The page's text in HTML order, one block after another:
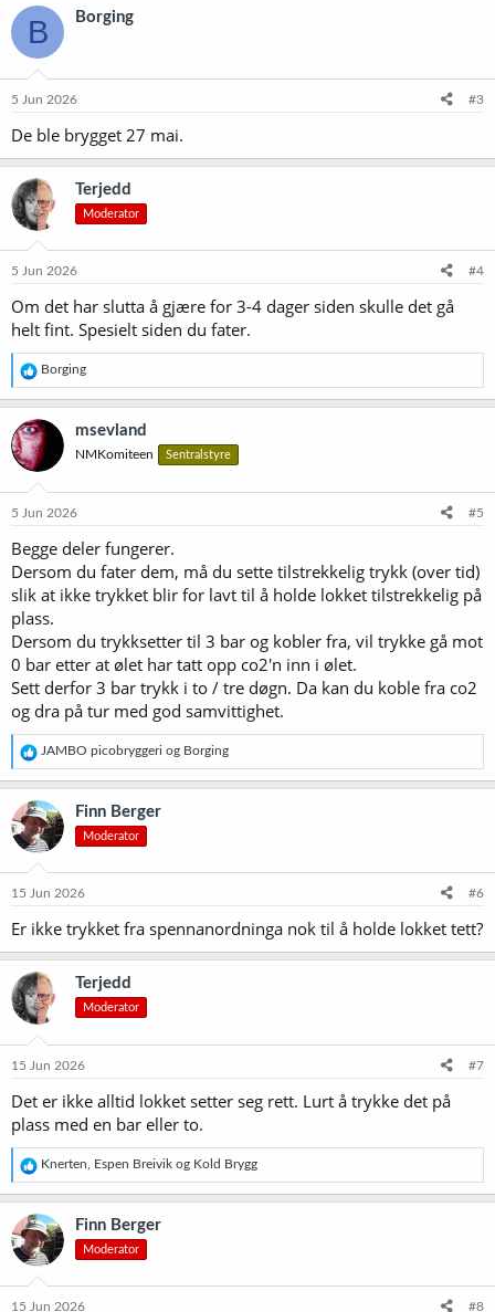
k
s
j
o
e
:
B Borging
5 Jun 2026 #3
De ble brygget 27 mai.
Terjedd
Moderator
5 Jun 2026 #4
Om det har slutta å gjære for 3-4 dager siden skulle det gå
helt fint. Spesielt siden du fater.
R
e
a
k
s
j
o
e
:
Borging
msevland
NMKomiteen Sentralstyre
5 Jun 2026 #5
Begge deler fungerer.
Dersom du fater dem, må du sette tilstrekkelig trykk (over tid)
slik at ikke trykket blir for lavt til å holde lokket tilstrekkelig på
plass.
Dersom du trykksetter til 3 bar og kobler fra, vil trykke gå mot
0 bar etter at ølet har tatt opp co2'n inn i ølet.
Sett derfor 3 bar trykk i to / tre døgn. Da kan du koble fra co2
og dra på tur med god samvittighet.
R
e
a
k
s
j
o
e
:
JAMBO picobryggeri og Borging
Finn Berger
Moderator
15 Jun 2026 #6
Er ikke trykket fra spennanordninga nok til å holde lokket tett?
Terjedd
Moderator
15 Jun 2026 #7
Det er ikke alltid lokket setter seg rett. Lurt å trykke det på
plass med en bar eller to.
R
e
a
k
s
j
o
e
Knerten Espen Breivik og Kold Brygg
Finn Berger
Moderator
15 Jun 2026 #8